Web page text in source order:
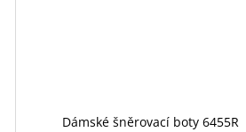
Dámské šněrovací boty 6455R